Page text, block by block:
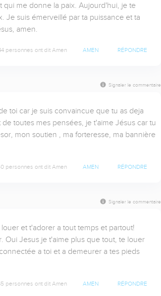
me donne la paix. Aujourd'hui, je te
Je suis émerveillé par ta puissance et ta
amen.
personnes ont dit Amen AMEN RÉPONDRE
Signaler le commentaire
toi car je suis convaincue que tu as deja
toutes mes pensées, je t'aime Jésus car tu
mon soutien , ma forteresse, ma bannière
personnes ont dit Amen AMEN RÉPONDRE
Signaler le commentaire
et t'adorer a tout temps et partout!
Oui Jesus je t'aime plus que tout, te louer
a toi et a demeurer a tes pieds
personnes ont dit Amen AMEN RÉPONDRE